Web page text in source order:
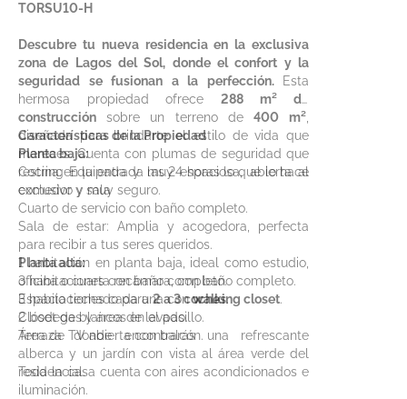
TORSU10-H
Descubre tu nueva residencia en la exclusiva
zona de Lagos del Sol, donde el confort y la
seguridad se fusionan a la perfección.
Esta
hermosa propiedad ofrece 288 m² de
construcción sobre un terreno de 400 m²
diseñada para brindarte el estilo de vida que
mereces.Cuenta con plumas de seguridad que
restringen la entrada las 24 horas lo que lo hace
exclusivo y muy seguro.
Características de la Propiedad
Planta baja:
Cocina: Equipada y muy espaciosa, abierta al
comedor y sala
Cuarto de servicio con baño completo.
Sala de estar: Amplia y acogedora, perfecta
para recibir a tus seres queridos.
1 habitación en planta baja, ideal como estudio,
oficina o cuarta recámara, con baño completo.
Espacio techado para2 a 3 coches.
2 bodegas y área de lavado.
Terraza donde encontrarás una refrescante
alberca y un jardín con vista al área verde del
residencial.
Planta alta:
3 habitaciones con baño completo.
3 habitaciones cada una conwalking closet.
Clóset de blancos en el pasillo.
Área de TV abierta con balcón.
Toda la casa cuenta con aires acondicionados e
iluminación.